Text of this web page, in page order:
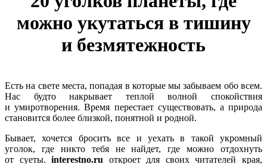
можно укутаться в тишину
и безмятежность
Есть на свете места, попадая в которые мы забываем обо всем.
Нас будто накрывает теплой волной спокойствия
и умиротворения. Время перестает существовать, а природа
становится более близкой, понятной и родной.
Бывает, хочется бросить все и уехать в такой укромный
уголок, где никто тебя не найдет, где можно отдохнуть
от суеты.interestno.ru откроет для своих читателей края,